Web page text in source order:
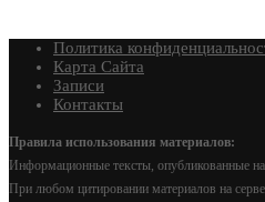
Политика
Карта Сайта
Записи
Контакты
Правила использования материалов:
Информационные тексты, опубликованные
При любом цитировании материалов на